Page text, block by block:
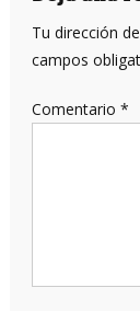
Tu dirección
campos
Comentario *